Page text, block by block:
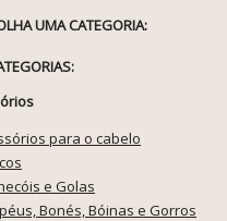
UMA CATEGORIA:
para o cabelo
e Golas
Bonés, Bóinas e Gorros